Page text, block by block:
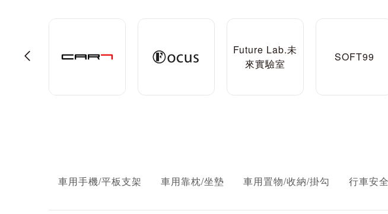
Future Lab.未
來實驗室
SOFT99
車用手機/平板支架 車用靠枕/坐墊 車用置物/收納/掛勾 行車安